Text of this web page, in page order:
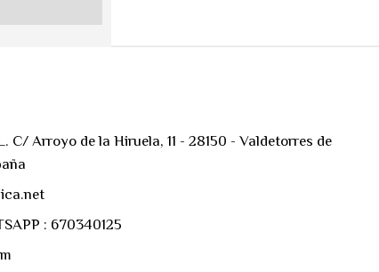
C/ Arroyo de la Hiruela, 11 - 28150 - Valdetorres de
: 670340125